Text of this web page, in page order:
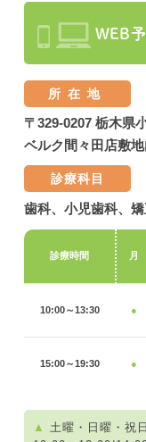
WEB
所在地
〒329-0207 栃木県
ベルク間々田店敷地
診療科目
歯科、小児歯科、
診療時間 月
10:00～13:30 ●
15:00～19:30 ●
▲ 土曜・日曜・祝